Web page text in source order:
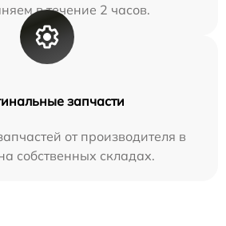
в течение 2 часов.
запчасти
от производителя в
собственных складах.